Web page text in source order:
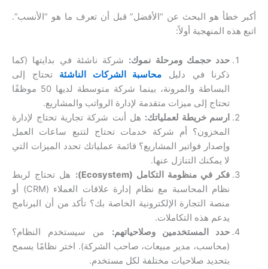
أكبر خطأ هو البحث عن “الأفضل” قبل أن تعرف ما هو “الأنسب”.
اتبع هذه المنهجية أولاً:
حدد حجمك ومرحلة نموك: شركة ناشئة في بدايتها (كما
ذكرنا في دليل محاسبة الشركات الناشئة تحتاج إلى
البساطة والمرونة، بينما شركة متوسطة لديها 50 موظفًا
تحتاج إلى ميزات متقدمة لإدارة الرواتب والمشاريع.
ارسم خريطة لعملياتك: هل أنت شركة تجارية تحتاج لإدارة
المخزون؟ أم شركة خدمات تحتاج لتتبع ساعات العمل
وإصدار فواتير المشاريع؟ قائمة عملياتك تحدد الميزات التي
لا يمكنك التنازل عنها.
فكر في منظومة التكامل (Ecosystem):
هل تحتاج لربط
نظام المحاسبة مع نظام إدارة علاقات العملاء (CRM) أو
منصة التجارة الإلكترونية الخاصة بك؟ تأكد من أن البرنامج
يدعم هذه التكاملات.
حدد المستخدمين وصلاحياتهم: من سيستخدم النظام؟
(محاسب، مدير مبيعات، صاحب الشركة). اختر نظامًا يسمح
بتحديد صلاحيات مختلفة لكل مستخدم.